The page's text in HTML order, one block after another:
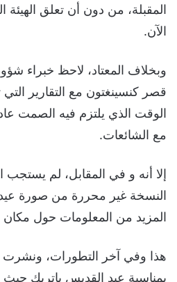
المقبلة، من دون أن تعلق الهيئة
الآن.
وبخلاف المعتاد، لاحظ خبراء
قصر كنسينغتون مع التقارير
الوقت الذي يلتزم فيه الصمت
مع الشائعات.
إلا أنه و في المقابل، لم
النسخة غير محررة من صورة عيد
المزيد من المعلومات حول
هذا وفي آخر التطورات، ونشرت
بمناسبة عيد القديس باتريك حيث